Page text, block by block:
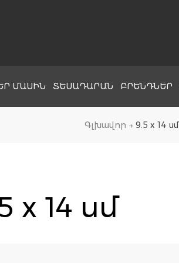
ՄԱՍԻՆ ՏԵՍԱԴԱՐԱՆ ԲՐԵՆԴՆԵՐ
Գլխավոր → 9.5 x 14 սմ
x 14 սմ